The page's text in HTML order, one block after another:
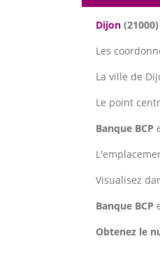
Dijon (21000)
Les
La ville de
Le point
Banque BCP
Visualisez
Banque BCP
Obtenez le